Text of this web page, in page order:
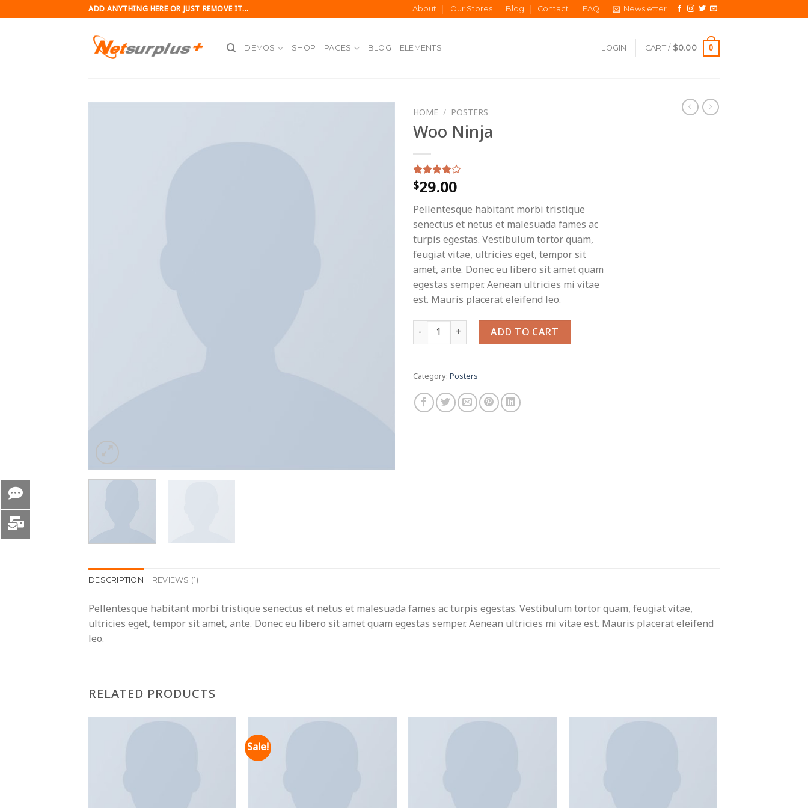
to
ADD ANYTHING HERE OR JUST REMOVE IT... About Our Stores Blog Contact FAQ Newsletter
DEMOS SHOP PAGES BLOG ELEMENTS LOGIN CART / $0.00 0
HOME / POSTERS
Woo Ninja
Rated
4.00out
based on
1
customer
$29.00
Pellentesque habitant morbi tristique
senectus et netus et malesuada fames ac
turpis egestas. Vestibulum tortor quam,
feugiat vitae, ultricies eget, tempor sit
amet, ante. Donec eu libero sit amet quam
egestas semper. Aenean ultricies mi vitae
est. Mauris placerat eleifend leo.
Woo Ninja quantityADD TO CART
Category: Posters
DESCRIPTION REVIEWS (1)
Pellentesque habitant morbi tristique senectus et netus et malesuada fames ac turpis egestas. Vestibulum tortor quam, feugiat vitae,
ultricies eget, tempor sit amet, ante. Donec eu libero sit amet quam egestas semper. Aenean ultricies mi vitae est. Mauris placerat eleifend
leo.
RELATED PRODUCTS
Sale!